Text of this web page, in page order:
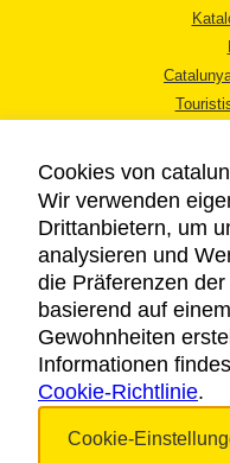
Cookies von
Wir verwenden
Drittanbietern, um
analysieren und
die Präferenzen
basierend auf
Gewohnheiten
Informationen
Cookie-Richtlinie.
Cookie-